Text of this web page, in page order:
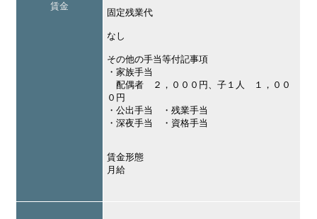
賃金
固定残業代
なし
その他の手当等付記事項
・家族手当
配偶者 ２，０００円、子１人 １，００
０円
・公出手当 ・残業手当
・深夜手当 ・資格手当
賃金形態
月給